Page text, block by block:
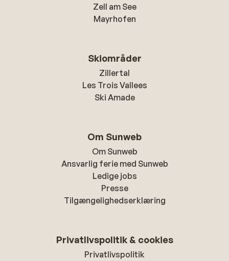
Zell am See
Mayrhofen
Skiområder
Zillertal
Les Trois Vallees
Ski Amade
Om Sunweb
Om Sunweb
Ansvarlig ferie med Sunweb
Ledige jobs
Presse
Tilgængelighedserklæring
Privatlivspolitik & cookies
Privatlivspolitik